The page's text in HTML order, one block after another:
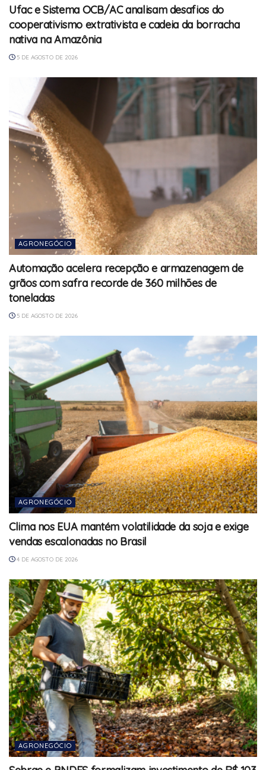
Ufac e Sistema OCB/AC analisam desafios do
cooperativismo extrativista e cadeia da borracha
nativa na Amazônia
5 DE AGOSTO DE 2026
AGRONEGÓCIO
Automação acelera recepção e armazenagem de
grãos com safra recorde de 360 milhões de
toneladas
5 DE AGOSTO DE 2026
AGRONEGÓCIO
Clima nos EUA mantém volatilidade da soja e exige
vendas escalonadas no Brasil
4 DE AGOSTO DE 2026
AGRONEGÓCIO